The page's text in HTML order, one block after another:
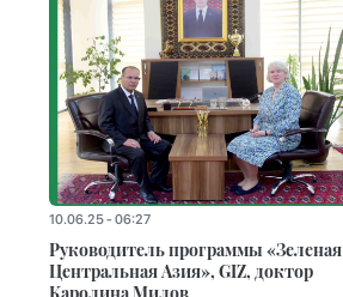
10.06.25 - 06:27
Руководитель программы «Зеленая
Центральная Азия», GIZ, доктор